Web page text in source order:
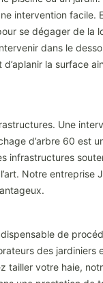
intervention facile.
se dégager de la
dans le
la surface
Une
d’arbre 60 est
infrastructures
Notre entreprise
de
des jardiniers
tailler votre haie,